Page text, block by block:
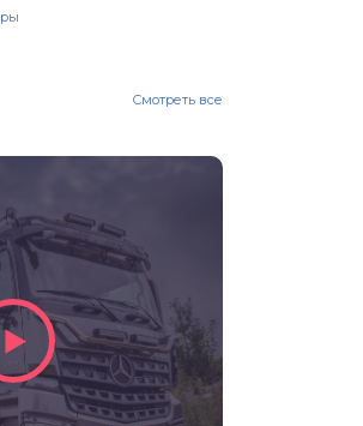
Смотреть все